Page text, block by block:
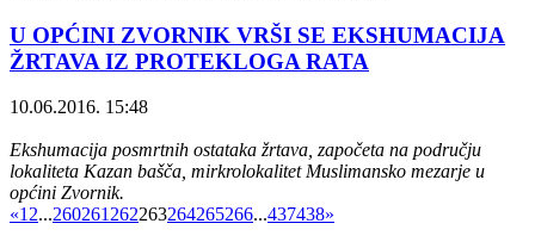
U OPĆINI ZVORNIK VRŠI SE EKSHUMACIJA
ŽRTAVA IZ PROTEKLOGA RATA
10.06.2016. 15:48
Ekshumacija posmrtnih ostataka žrtava, započeta na području
lokaliteta Kazan bašča, mirkrolokalitet Muslimansko mezarje u
općini Zvornik.
«12...260261262263264265266...437438»